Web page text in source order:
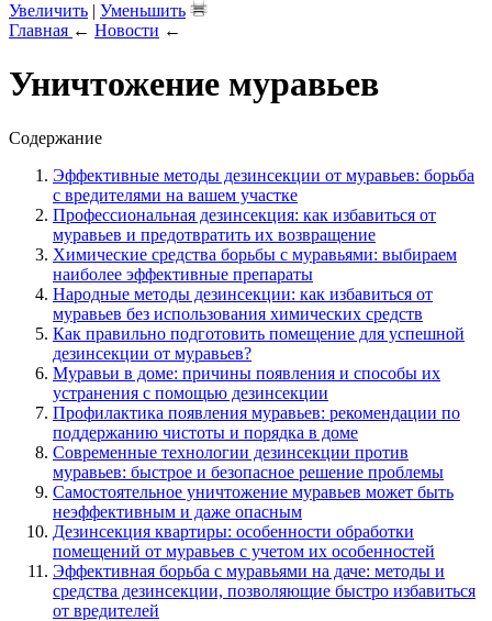
Увеличить | Уменьшить
Главная ← Новости ←
Уничтожение муравьев
Содержание
Эффективные методы дезинсекции от муравьев: борьба
с вредителями на вашем участке
Профессиональная дезинсекция: как избавиться от
муравьев и предотвратить их возвращение
Химические средства борьбы с муравьями: выбираем
наиболее эффективные препараты
Народные методы дезинсекции: как избавиться от
муравьев без использования химических средств
Как правильно подготовить помещение для успешной
дезинсекции от муравьев?
Муравьи в доме: причины появления и способы их
устранения с помощью дезинсекции
Профилактика появления муравьев: рекомендации по
поддержанию чистоты и порядка в доме
Современные технологии дезинсекции против
муравьев: быстрое и безопасное решение проблемы
Самостоятельное уничтожение муравьев может быть
неэффективным и даже опасным
Дезинсекция квартиры: особенности обработки
помещений от муравьев с учетом их особенностей
Эффективная борьба с муравьями на даче: методы и
средства дезинсекции, позволяющие быстро избавиться
от вредителей